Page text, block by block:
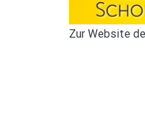
Zur Website